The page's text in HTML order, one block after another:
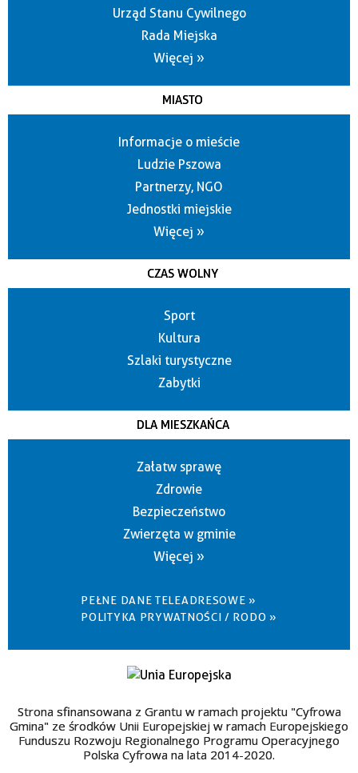
Urząd Stanu Cywilnego
Rada Miejska
Więcej »
MIASTO
Informacje o mieście
Ludzie Pszowa
Partnerzy, NGO
Jednostki miejskie
Więcej »
CZAS WOLNY
Sport
Kultura
Szlaki turystyczne
Zabytki
DLA MIESZKAŃCA
Załatw sprawę
Zdrowie
Bezpieczeństwo
Zwierzęta w gminie
Więcej »
PEŁNE DANE TELEADRESOWE »
POLITYKA PRYWATNOŚCI / RODO »
Strona sfinansowana z Grantu w ramach projektu "Cyfrowa
Gmina" ze środków Unii Europejskiej w ramach Europejskiego
Funduszu Rozwoju Regionalnego Programu Operacyjnego
Polska Cyfrowa na lata 2014-2020.